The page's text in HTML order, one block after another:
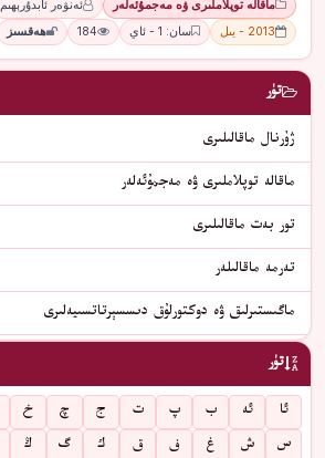
ماقالە توپلاملىرى ۋە مەجمۇئەلەر ئەنۋەر ئابدۇرېھىم
2013 - يىل
سان: 1 - ئاي 184 ھەقسىز
تۈر
ژۇرنال ماقالىلىرى
ماقالە توپلاملىرى ۋە مەجمۇئەلەر
تور بەت ماقالىلىرى
تەرمە ماقالىلەر
ماگىستىرلىق ۋە دوكتورلۇق دىسسېرتاتسىيەلىرى
تۈر
ئا ئە ب پ ت ج چ خ
س
ش غ ف ق ك گ ڭ